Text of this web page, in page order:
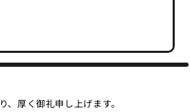
厚く御礼申し上げます。